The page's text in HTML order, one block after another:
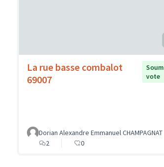
La rue basse combalot
69007
vote
Dorian Alexandre Emmanuel CHAMPAGNAT
2
0